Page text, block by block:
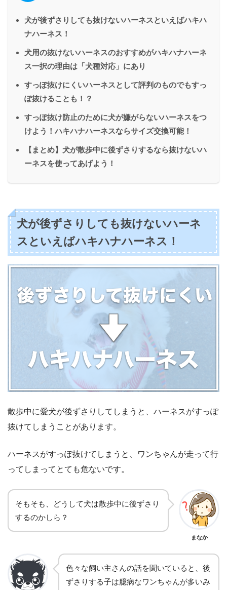
犬が後ずさりしても抜けないハーネスといえばハキハ
ナハーネス！
犬用の抜けないハーネスのおすすめがハキハナハーネ
ス一択の理由は「犬種対応」にあり
すっぽ抜けにくいハーネスとして評判のものでもすっ
ぽ抜けることも！？
すっぽ抜け防止のために犬が嫌がらないハーネスをつ
けよう！ハキハナハーネスならサイズ交換可能！
【まとめ】犬が散歩中に後ずさりするなら抜けないハ
ーネスを使ってあげよう！
犬が後ずさりしても抜けないハーネ
スといえばハキハナハーネス！
散歩中に愛犬が後ずさりしてしまうと、ハーネスがすっぽ
抜けてしまうことがあります。
ハーネスがすっぽ抜けてしまうと、ワンちゃんが走って行
ってしまってとても危ないです。
そもそも、どうして犬は散歩中に後ずさり
するのかしら？
まなか
色々な飼い主さんの話を聞いていると、後
ずさりする子は臆病なワンちゃんが多いみ